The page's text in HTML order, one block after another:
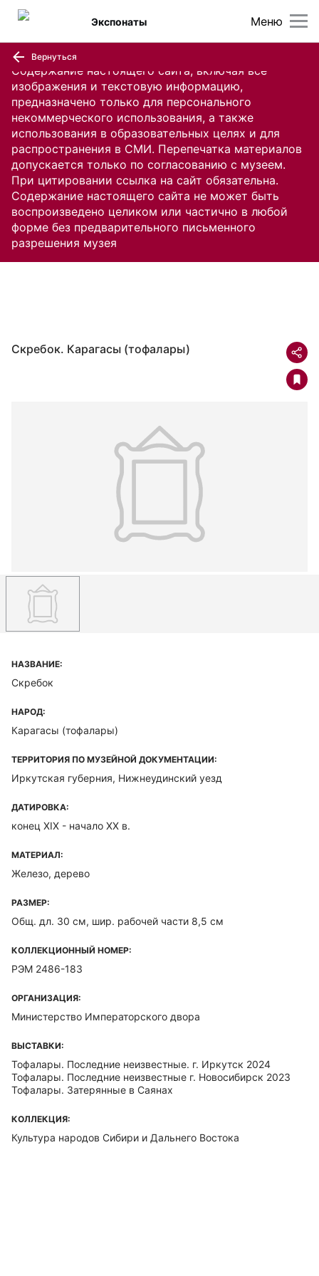
Содержание настоящего сайта, включая все
изображения и текстовую информацию,
предназначено только для персонального
некоммерческого использования, а также
использования в образовательных целях и для
распространения в СМИ. Перепечатка материалов
допускается только по согласованию с музеем.
При цитировании ссылка на сайт обязательна.
Содержание настоящего сайта не может быть
воспроизведено целиком или частично в любой
форме без предварительного письменного
разрешения музея
Меню
Экспонаты
Вернуться
Скребок. Карагасы (тофалары)
НАЗВАНИЕ:
Скребок
НАРОД:
Карагасы (тофалары)
ТЕРРИТОРИЯ ПО МУЗЕЙНОЙ ДОКУМЕНТАЦИИ:
Иркутская губерния, Нижнеудинский уезд
ДАТИРОВКА:
конец XIX - начало ХХ в.
МАТЕРИАЛ:
Железо, дерево
РАЗМЕР:
Общ. дл. 30 см, шир. рабочей части 8,5 см
КОЛЛЕКЦИОННЫЙ НОМЕР:
РЭМ 2486-183
ОРГАНИЗАЦИЯ:
Министерство Императорского двора
ВЫСТАВКИ:
Тофалары. Последние неизвестные. г. Иркутск 2024
Тофалары. Последние неизвестные г. Новосибирск 2023
Тофалары. Затерянные в Саянах
КОЛЛЕКЦИЯ:
Культура народов Сибири и Дальнего Востока